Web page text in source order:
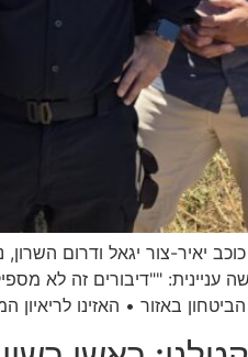
יאיר-צור יגאל ודרום
עניינית: ""דיבורים זה לא
באזור • האזינו לריאיון